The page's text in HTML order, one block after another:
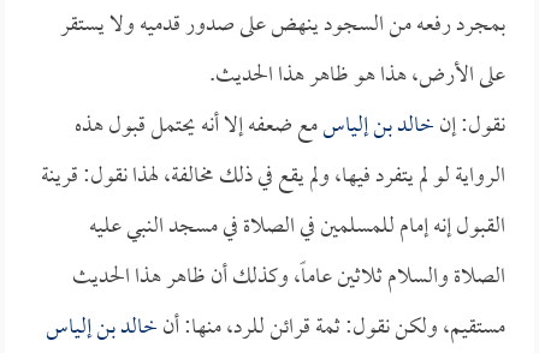
بمجرد رفعه من السجود ينهض على صدور قدميه ولا يستقر
على الأرض، هذا هو ظاهر هذا الحديث.
نقول: إنخالد بن إلياسمع ضعفه إلا أنه يحتمل قبول هذه
الرواية لو لم يتفرد فيها، ولم يقع في ذلك مخالفة، لهذا نقول: قرينة
القبول إنه إمام للمسلمين في الصلاة في مسجد النبي عليه
الصلاة والسلام ثلاثين عاماً، وكذلك أن ظاهر هذا الحديث
مستقيم، ولكن نقول: ثمة قرائن للرد، منها: أنخالد بن إلياس